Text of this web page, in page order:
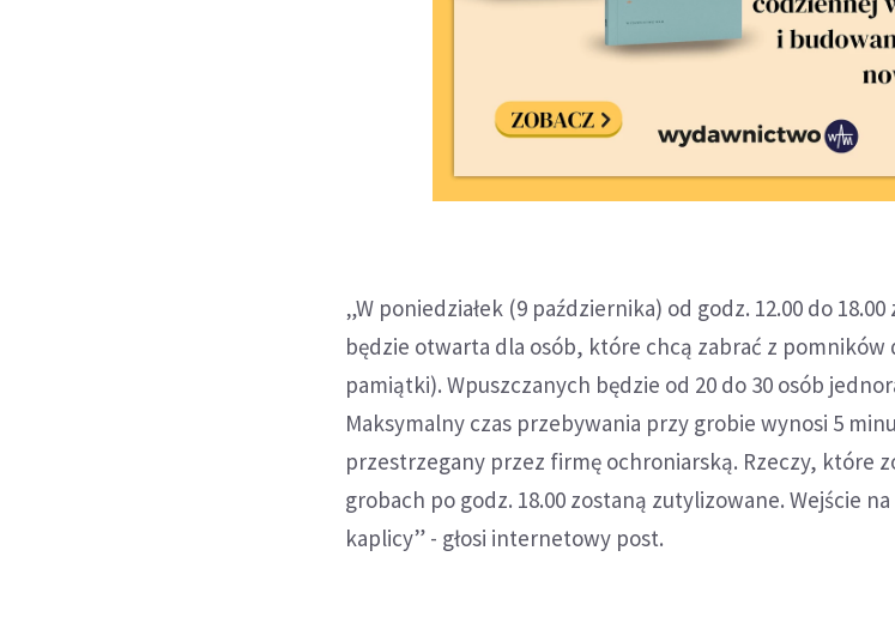
„W poniedziałek (9 października) od godz. 12.00 do
będzie otwarta dla osób, które chcą zabrać z
pamiątki). Wpuszczanych będzie od 20 do 30 osób
Maksymalny czas przebywania przy grobie wynosi 5
przestrzegany przez firmę ochroniarską. Rzeczy, które
grobach po godz. 18.00 zostaną zutylizowane. Wejście
kaplicy” - głosi internetowy post.